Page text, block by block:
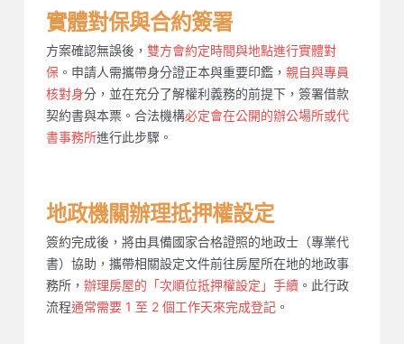
實體對保與合約簽署
方案確認無誤後， 雙方會約定時間與地點進行實體對
保 。申請人需攜帶身分證正本與重要印鑑， 親自與專員
核對身分，並在充分了解權利義務的前提下，簽署借款
契約書與本票。合法機構必定會在公開的辦公場所或代
書事務所進行此步驟。
地政機關辦理抵押權設定
簽約完成後，將由具備國家合格證照的地政士（專業代
書）協助，攜帶相關設定文件前往房屋所在地的地政事
務所， 辦理房屋的「次順位抵押權設定」手續 。此行政
流程通常需要 1 至 2 個工作天來完成登記 。